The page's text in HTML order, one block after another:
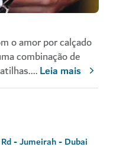
o amor por calçado
combinação de
...Leia mais
- Jumeirah - Dubai